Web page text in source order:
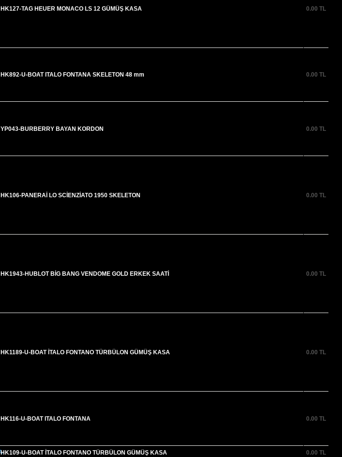
HK127-TAG HEUER MONACO LS 12 GÜMÜŞ KASA 0.00 TL
HK892-U-BOAT ITALO FONTANA SKELETON 48 mm 0.00 TL
YP043-BURBERRY BAYAN KORDON 0.00 TL
HK106-PANERAİ LO SCİENZİATO 1950 SKELETON 0.00 TL
HK1943-HUBLOT BİG BANG VENDOME GOLD ERKEK SAATİ 0.00 TL
HK1189-U-BOAT İTALO FONTANO TÜRBÜLON GÜMÜŞ KASA 0.00 TL
HK116-U-BOAT ITALO FONTANA 0.00 TL
HK109-U-BOAT İTALO FONTANO TÜRBÜLON GÜMÜŞ KASA 0.00 TL